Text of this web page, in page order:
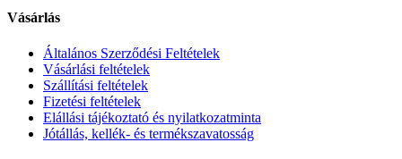
Vásárlás
Általános Szerződési Feltételek
Vásárlási feltételek
Szállítási feltételek
Fizetési feltételek
Elállási tájékoztató és nyilatkozatminta
Jótállás, kellék- és termékszavatosság